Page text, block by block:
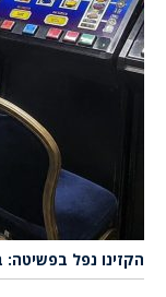
הקזינו נפל בפשיטה: